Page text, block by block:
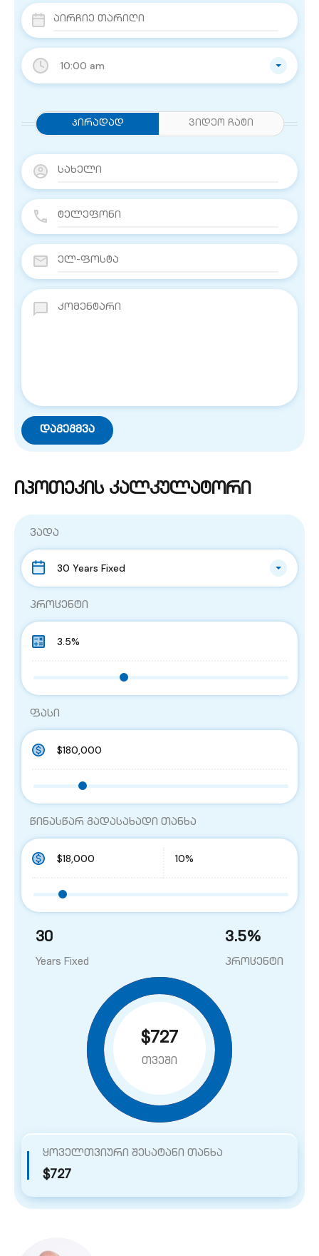
10:00 am
Პირადად ვიდეო ჩატი
იპოთეკის კალკულატორი
ვადა
30 Years Fixed
პროცენტი
ფასი
წინასწარ გადასახადი თანხა
30
Years Fixed
3.5%
პროცენტი
$727
თვეში
ყოველთვიური შესატანი თანხა
$727